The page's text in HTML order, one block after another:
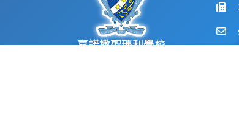
嘉諾撒聖瑪利學校